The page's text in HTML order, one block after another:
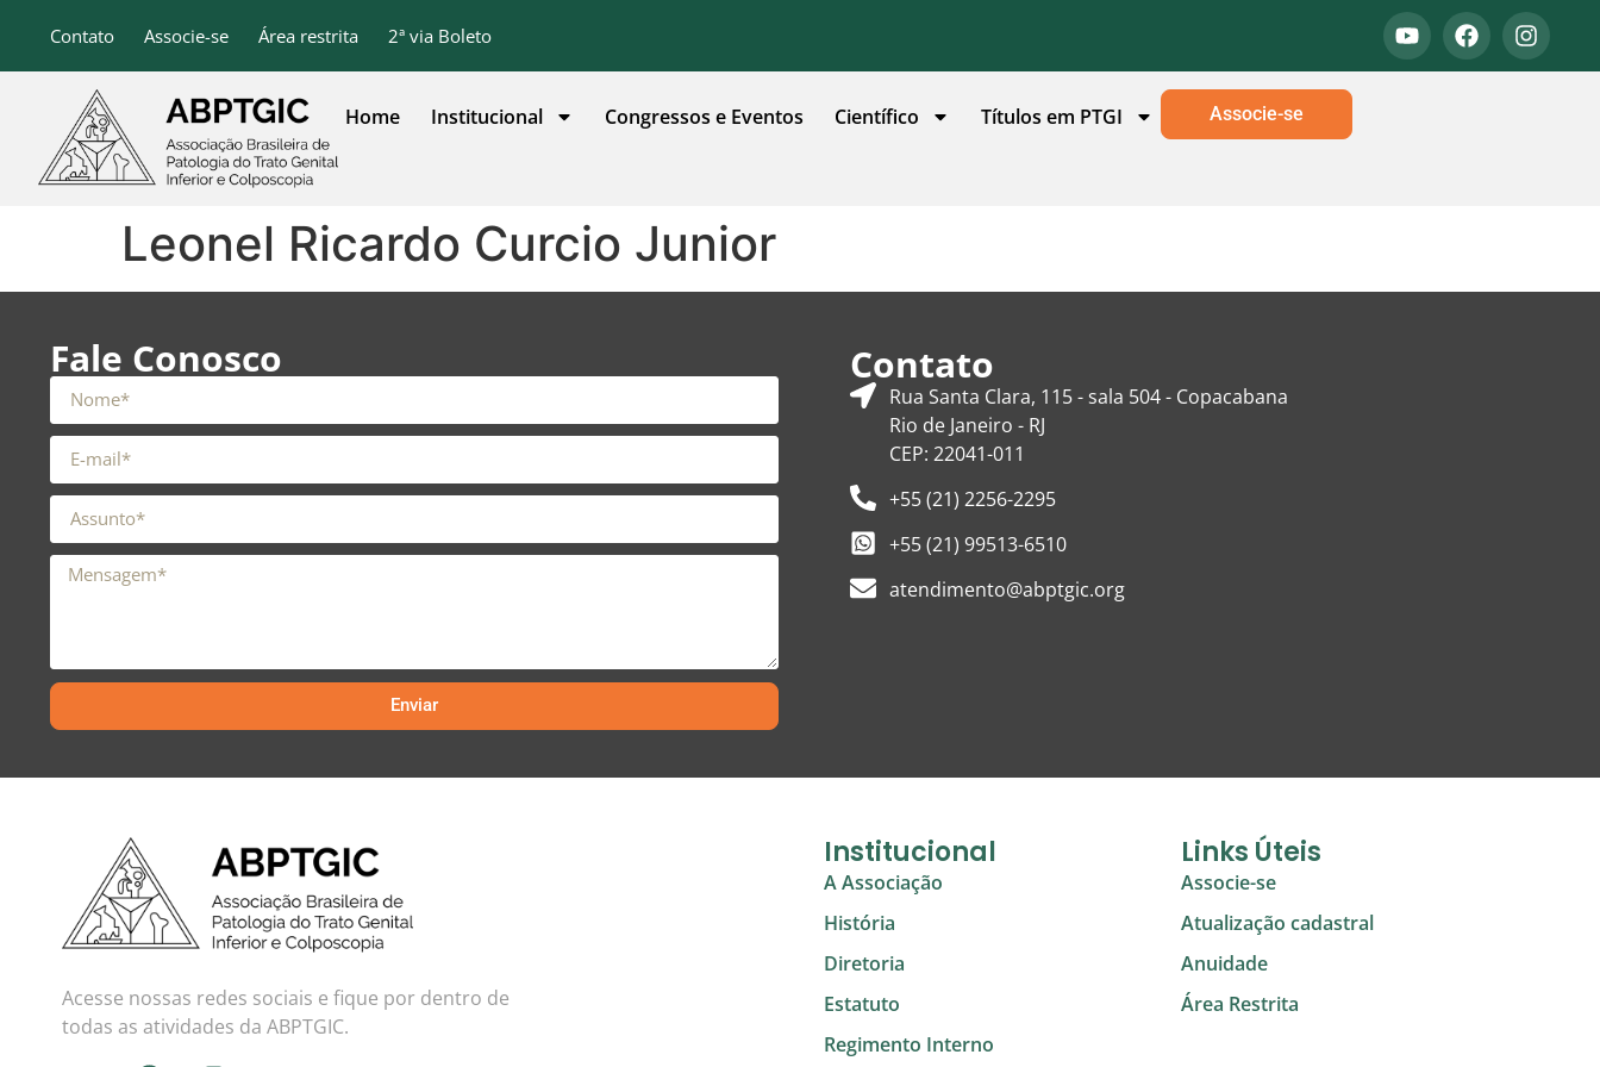
conteúdo
Contato Associe-se Área restrita 2ª via Boleto
Home Institucional Congressos e Eventos Científico Títulos em PTGI Associe-se
Leonel Ricardo Curcio Junior
Fale Conosco
Enviar
Contato
Rua Santa Clara, 115 - sala 504 - Copacabana
Rio de Janeiro - RJ
CEP: 22041-011
+55 (21) 2256-2295
+55 (21) 99513-6510
atendimento@abptgic.org
Acesse nossas redes sociais e fique por dentro de
todas as atividades da ABPTGIC.
Institucional
A Associação
História
Diretoria
Estatuto
Regimento Interno
Links Úteis
Associe-se
Atualização cadastral
Anuidade
Área Restrita